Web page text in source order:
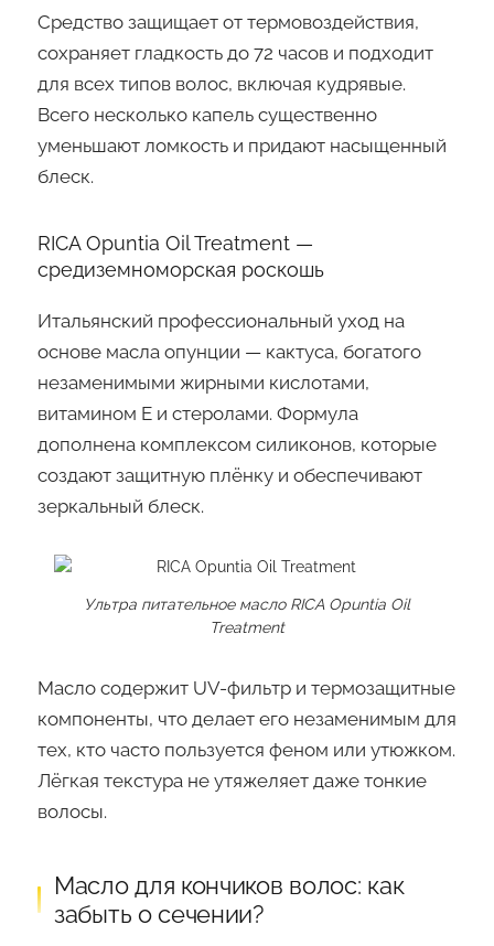
Средство защищает от термовоздействия,
сохраняет гладкость до 72 часов и подходит
для всех типов волос, включая кудрявые.
Всего несколько капель существенно
уменьшают ломкость и придают насыщенный
блеск.
RICA Opuntia Oil Treatment —
средиземноморская роскошь
Итальянский профессиональный уход на
основе масла опунции — кактуса, богатого
незаменимыми жирными кислотами,
витамином E и стеролами. Формула
дополнена комплексом силиконов, которые
создают защитную плёнку и обеспечивают
зеркальный блеск.
Ультра питательное масло RICA Opuntia Oil
Treatment
Масло содержит UV-фильтр и термозащитные
компоненты, что делает его незаменимым для
тех, кто часто пользуется феном или утюжком.
Лёгкая текстура не утяжеляет даже тонкие
волосы.
Масло для кончиков волос: как
забыть о сечении?